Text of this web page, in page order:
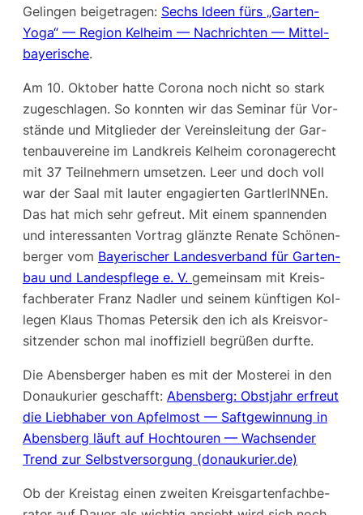
Gelin­gen bei­getra­gen: Sechs Ideen fürs „Gar­ten-
Yoga“ — Regi­on Kel­heim — Nach­rich­ten — Mit­tel­
baye­ri­sche.
Am 10. Okto­ber hat­te Coro­na noch nicht so stark
zuge­schla­gen. So konn­ten wir das Semi­nar für Vor­
stän­de und Mit­glie­der der Ver­eins­lei­tung der Gar­
ten­bau­ver­ei­ne im Land­kreis Kel­heim coro­na­ge­recht
mit 37 Teil­neh­mern umset­zen. Leer und doch voll
war der Saal mit lau­ter enga­gier­ten Gart­le­rIN­NEn.
Das hat mich sehr gefreut. Mit einem span­nen­den
und inter­es­san­ten Vor­trag glänz­te Rena­te Schö­nen­
ber­ger vom Baye­ri­scher Lan­des­ver­band für Gar­ten­
bau und Lan­des­pfle­ge e. V. gemein­sam mit Kreis­
fach­be­ra­ter Franz Nad­ler und sei­nem künf­ti­gen Kol­
le­gen Klaus Tho­mas Peter­sik den ich als Kreis­vor­
sit­zen­der schon mal inof­fi­zi­ell begrü­ßen durfte.
Die Abens­ber­ger haben es mit der Mos­te­rei in den
Donau­ku­rier geschafft: Abens­berg: Obst­jahr erfreut
die Lieb­ha­ber von Apfel­most — Saft­ge­win­nung in
Abens­berg läuft auf Hoch­tou­ren — Wach­sen­der
Trend zur Selbst­ver­sor­gung (donaukurier.de)
Ob der Kreis­tag einen zwei­ten Kreis­gar­ten­fach­be­